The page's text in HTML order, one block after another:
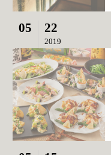
05 22
2019